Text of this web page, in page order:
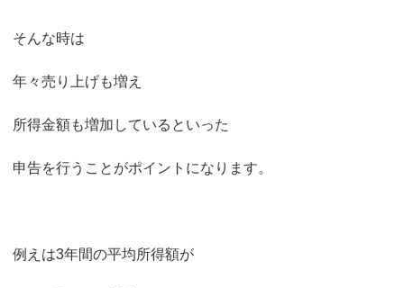
そんな時は
年々売り上げも増え
所得金額も増加しているといった
申告を行うことがポイントになります。
例えは3年間の平均所得額が